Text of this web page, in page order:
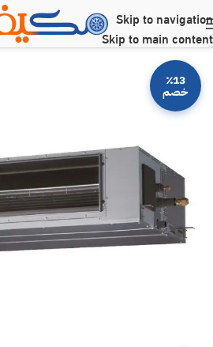
Skip to navigation
Skip to main content
٪13
خصم